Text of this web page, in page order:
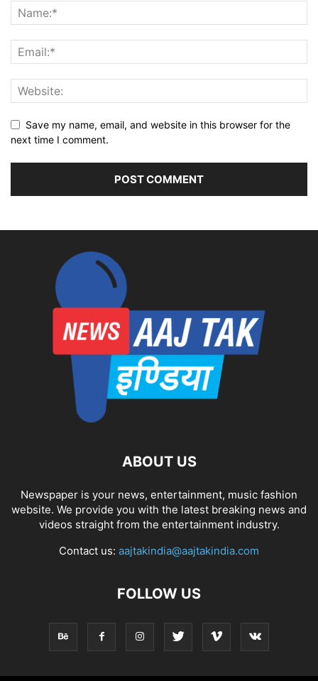
Save my name, email, and website in this browser for the
next time I comment.
ABOUT US
Newspaper is your news, entertainment, music fashion
website. We provide you with the latest breaking news and
videos straight from the entertainment industry.
Contact us: aajtakindia@aajtakindia.com
FOLLOW US